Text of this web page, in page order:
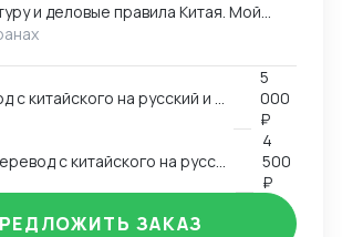
и деловые правила Китая. Мой
работу в разных областях,
даже химическая промышленность.
высокое качество перевода.
Устный перевод с китайского на русский и с русского на китайский
5
000
₽
Письменный перевод с китайского на русский и с русского на китайский
4
500
₽
ЗАКАЗ